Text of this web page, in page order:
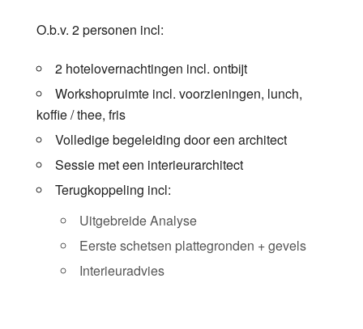
O.b.v. 2 personen incl:
2 hotelovernachtingen incl. ontbijt
Workshopruimte incl. voorzieningen, lunch,
koffie / thee, fris
Volledige begeleiding door een architect
Sessie met een interieurarchitect
Terugkoppeling incl:
Uitgebreide Analyse
Eerste schetsen plattegronden + gevels
Interieuradvies